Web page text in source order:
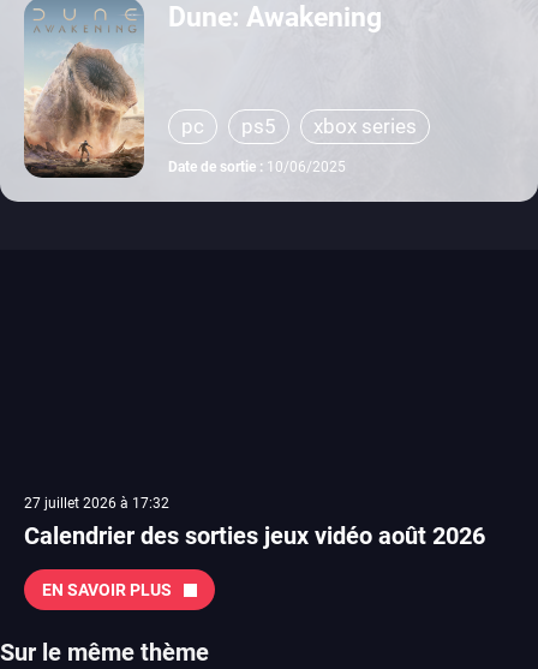
Dune: Awakening
pc ps5 xbox series
Date de sortie : 10/06/2025
27 juillet 2026 à 17:32
Calendrier des sorties jeux vidéo août 2026
EN SAVOIR PLUS
Sur le même thème